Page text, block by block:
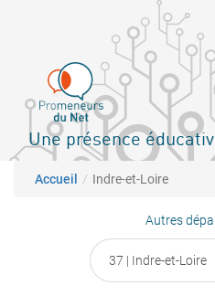
principal
Une présence
Fil d'Ariane
Accueil Indre-et-Loire
Autres